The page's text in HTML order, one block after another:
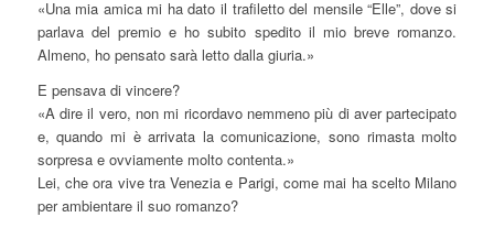
«Una mia amica mi ha dato il trafiletto del mensile “Elle”, dove si
parlava del premio e ho subito spedito il mio breve romanzo.
Almeno, ho pensato sarà letto dalla giuria.»
E pensava di vincere?
«A dire il vero, non mi ricordavo nemmeno più di aver partecipato
e, quando mi è arrivata la comunicazione, sono rimasta molto
sorpresa e ovviamente molto contenta.»
Lei, che ora vive tra Venezia e Parigi, come mai ha scelto Milano
per ambientare il suo romanzo?